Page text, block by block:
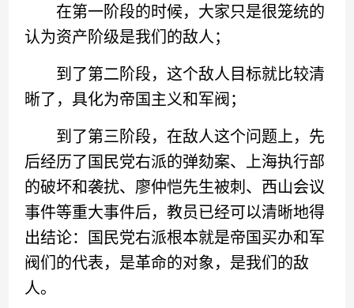
在第一阶段的时候，大家只是很笼统的
认为资产阶级是我们的敌人；
到了第二阶段，这个敌人目标就比较清
晰了，具化为帝国主义和军阀；
到了第三阶段，在敌人这个问题上，先
后经历了国民党右派的弹劾案、上海执行部
的破坏和袭扰、廖仲恺先生被刺、西山会议
事件等重大事件后，教员已经可以清晰地得
出结论：国民党右派根本就是帝国买办和军
阀们的代表，是革命的对象，是我们的敌
人。